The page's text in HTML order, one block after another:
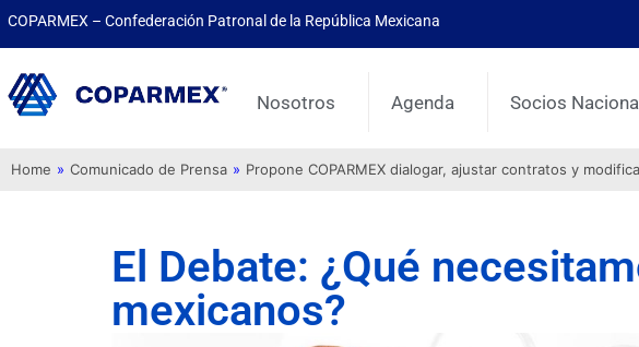
COPARMEX – Confederación Patronal de la República Mexicana
Nosotros Agenda Socios
Home » Comunicado de Prensa » Propone COPARMEX dialogar, ajustar contratos y
El Debate: ¿Qué
mexicanos?